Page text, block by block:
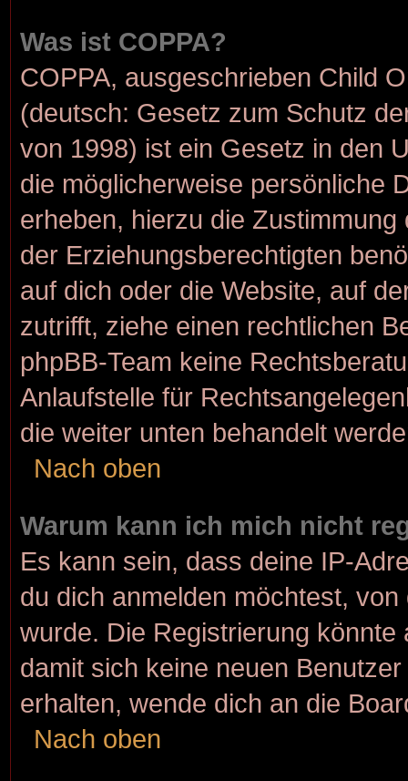
Was ist COPPA?
COPPA, ausgeschrieben Child
(deutsch: Gesetz zum Schutz
von 1998) ist ein Gesetz in den
die möglicherweise persönliche
erheben, hierzu die
der Erziehungsberechtigten
auf dich oder die Website, auf
zutrifft, ziehe einen rechtlichen
phpBB-Team keine
Anlaufstelle für
die weiter unten behandelt
Nach oben
Warum kann ich mich nicht
Es kann sein, dass deine IP-
du dich anmelden möchtest,
wurde. Die Registrierung
damit sich keine neuen
erhalten, wende dich an die
Nach oben